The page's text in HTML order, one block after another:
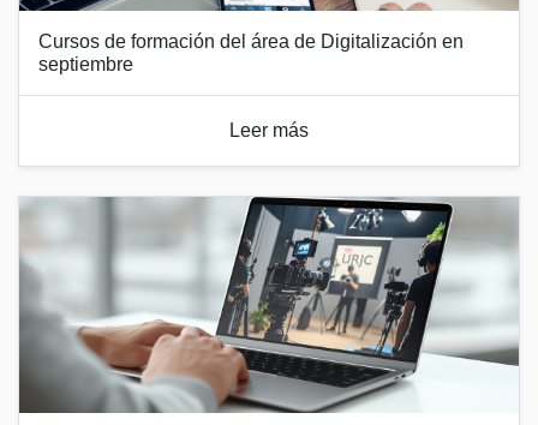
Cursos de formación del área de Digitalización en
septiembre
Leer más